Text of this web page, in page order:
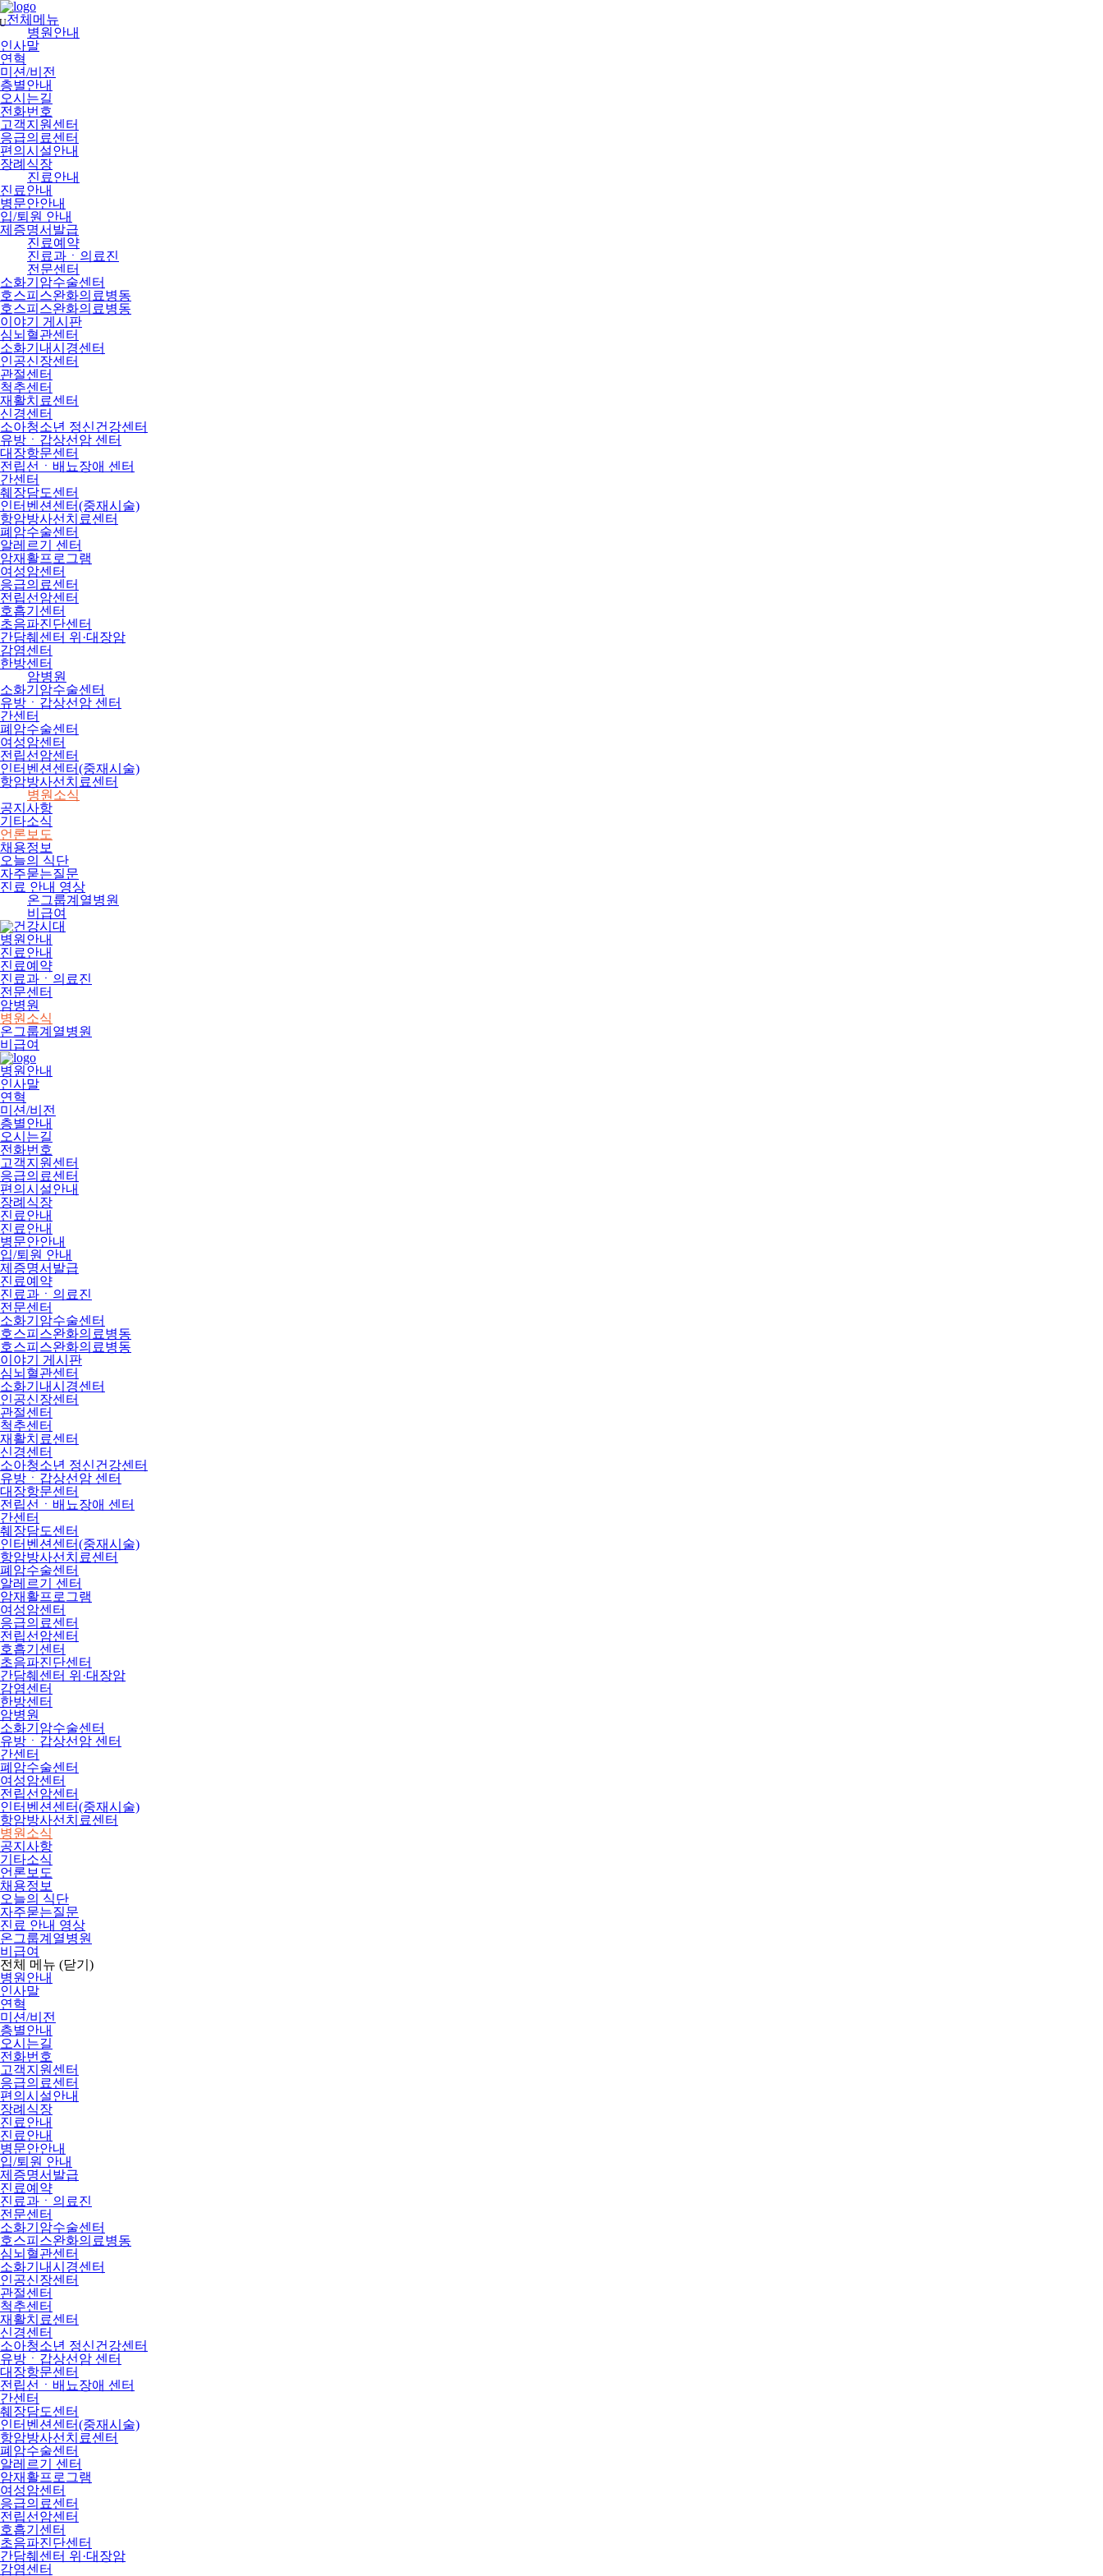
메
뉴
너
뛰
기
전체메뉴
병원안내
인사말
연혁
미션/비전
층별안내
오시는길
전화번호
고객지원센터
응급의료센터
편의시설안내
장례식장
진료안내
진료안내
병문안안내
입/퇴원 안내
제증명서발급
진료예약
진료과ㆍ의료진
전문센터
소화기암수술센터
호스피스완화의료병동
호스피스완화의료병동
이야기 게시판
심뇌혈관센터
소화기내시경센터
인공신장센터
관절센터
척추센터
재활치료센터
신경센터
소아청소년 정신건강센터
유방ㆍ갑상선암 센터
대장항문센터
전립선ㆍ배뇨장애 센터
간센터
췌장담도센터
인터벤션센터(중재시술)
항암방사선치료센터
폐암수술센터
알레르기 센터
암재활프로그램
여성암센터
응급의료센터
전립선암센터
호흡기센터
초음파진단센터
간담췌센터 위·대장암
감염센터
한방센터
암병원
소화기암수술센터
유방ㆍ갑상선암 센터
간센터
폐암수술센터
여성암센터
전립선암센터
인터벤션센터(중재시술)
항암방사선치료센터
병원소식
공지사항
기타소식
언론보도
채용정보
오늘의 식단
자주묻는질문
진료 안내 영상
온그룹계열병원
비급여
병원안내
진료안내
진료예약
진료과ㆍ의료진
전문센터
암병원
병원소식
온그룹계열병원
비급여
병원안내
인사말
연혁
미션/비전
층별안내
오시는길
전화번호
고객지원센터
응급의료센터
편의시설안내
장례식장
진료안내
진료안내
병문안안내
입/퇴원 안내
제증명서발급
진료예약
진료과ㆍ의료진
전문센터
소화기암수술센터
호스피스완화의료병동
호스피스완화의료병동
이야기 게시판
심뇌혈관센터
소화기내시경센터
인공신장센터
관절센터
척추센터
재활치료센터
신경센터
소아청소년 정신건강센터
유방ㆍ갑상선암 센터
대장항문센터
전립선ㆍ배뇨장애 센터
간센터
췌장담도센터
인터벤션센터(중재시술)
항암방사선치료센터
폐암수술센터
알레르기 센터
암재활프로그램
여성암센터
응급의료센터
전립선암센터
호흡기센터
초음파진단센터
간담췌센터 위·대장암
감염센터
한방센터
암병원
소화기암수술센터
유방ㆍ갑상선암 센터
간센터
폐암수술센터
여성암센터
전립선암센터
인터벤션센터(중재시술)
항암방사선치료센터
병원소식
공지사항
기타소식
언론보도
채용정보
오늘의 식단
자주묻는질문
진료 안내 영상
온그룹계열병원
비급여
전체 메뉴 (닫기)
병원안내
인사말
연혁
미션/비전
층별안내
오시는길
전화번호
고객지원센터
응급의료센터
편의시설안내
장례식장
진료안내
진료안내
병문안안내
입/퇴원 안내
제증명서발급
진료예약
진료과ㆍ의료진
전문센터
소화기암수술센터
호스피스완화의료병동
심뇌혈관센터
소화기내시경센터
인공신장센터
관절센터
척추센터
재활치료센터
신경센터
소아청소년 정신건강센터
유방ㆍ갑상선암 센터
대장항문센터
전립선ㆍ배뇨장애 센터
간센터
췌장담도센터
인터벤션센터(중재시술)
항암방사선치료센터
폐암수술센터
알레르기 센터
암재활프로그램
여성암센터
응급의료센터
전립선암센터
호흡기센터
초음파진단센터
간담췌센터 위·대장암
감염센터